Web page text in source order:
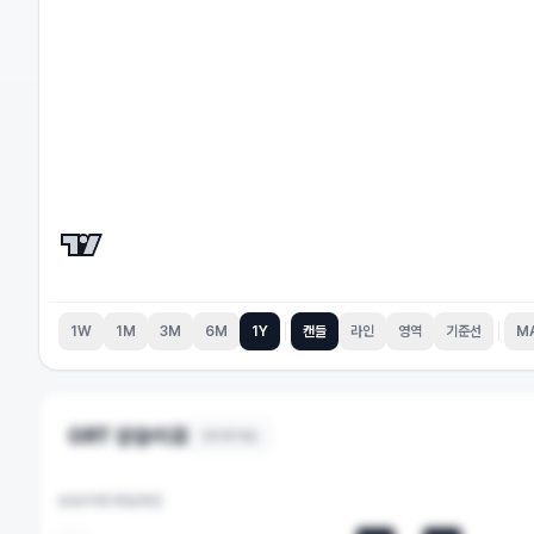
1W 1M 3M 6M 1Y 캔들 라인 영역 기준선
GRT 상승이유